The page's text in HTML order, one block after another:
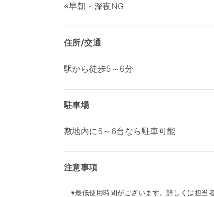
※早朝・深夜NG
住所/交通
駅から徒歩5～6分
駐車場
敷地内に5～6台なら駐車可能
注意事項
※最低使用時間がございます。詳しくは担当